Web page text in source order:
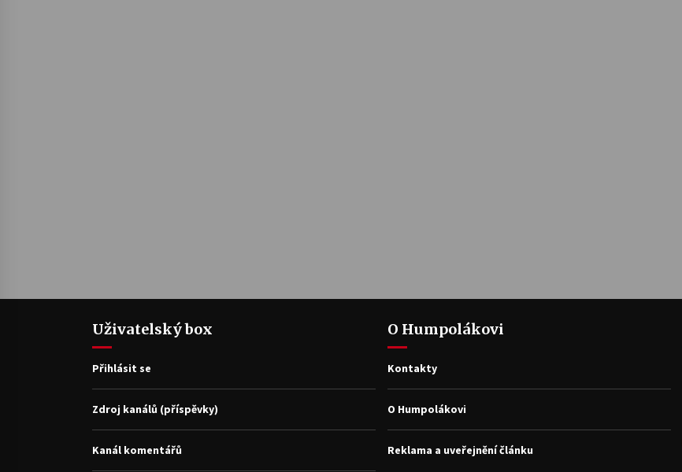
Uživatelský box
Přihlásit se
Zdroj kanálů (příspěvky)
Kanál komentářů
O Humpolákovi
Kontakty
O Humpolákovi
Reklama a uveřejnění článku